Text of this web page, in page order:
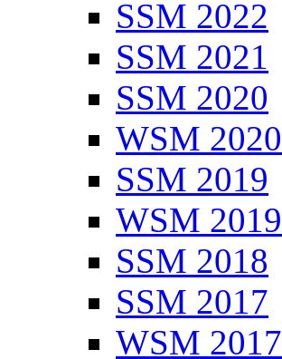
SSM 2022
SSM 2021
SSM 2020
WSM 2020
SSM 2019
WSM 2019
SSM 2018
SSM 2017
WSM 2017